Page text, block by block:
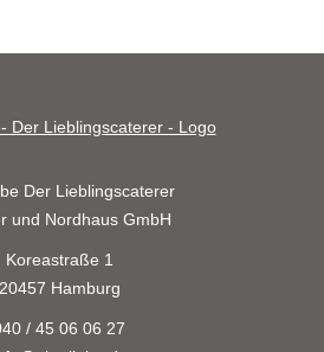
Der Lieblingscaterer
und Nordhaus GmbH
Koreastraße 1
20457 Hamburg
/ 45 06 06 27